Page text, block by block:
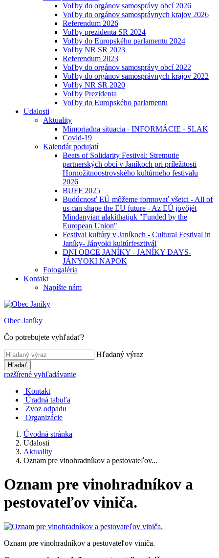
Voľby do orgánov samosprávy obcí 2026
Voľby do orgánov samosprávnych krajov 2026
Referendum 2026
Voľby prezidenta SR 2024
Voľby do Europského parlamentu 2024
Voľby NR SR 2023
Referendum 2023
Voľby do orgánov samosprávy obcí 2022
Voľby do orgánov samosprávnych krajov 2022
Voľby NR SR 2020
Voľby Prezidenta
Voľby do Europského parlamentu
Udalosti
Aktuality
Mimoriadna situacia - INFORMÁCIE - SLAK
Covid-19
Kalendár podujatí
Beats of Solidarity Festival: Stretnutie
partnerských obcí v Janíkoch pri príležitosti
Hornožitnoostrovského kultúrneho festivalu
2026
BUFF 2025
Budúcnosť EÚ môžeme formovať všetci - All of
us can shape the EU future - Az EÚ jövőjét
Mindanyian alakíthatjuk "Funded by the
European Union"
Festival kultúry v Janíkoch - Cultural Festival in
Janíky- Jányoki kultúrfesztivál
DNI OBCE JANÍKY - JANÍKY DAYS-
JÁNYOKI NAPOK
Fotogaléria
Kontakt
Napíšte nám
Obec Janíky
Čo potrebujete vyhľadať?
Hľadaný výraz
Hľadať
rozšírené vyhľadávanie
Kontakt
Úradná tabuľa
Zvoz odpadu
Organizácie
Úvodná stránka
Udalosti
Aktuality
Oznam pre vinohradníkov a pestovateľov...
Oznam pre vinohradníkov a
pestovateľov viniča.
Oznam pre vinohradníkov a pestovateľov viniča.